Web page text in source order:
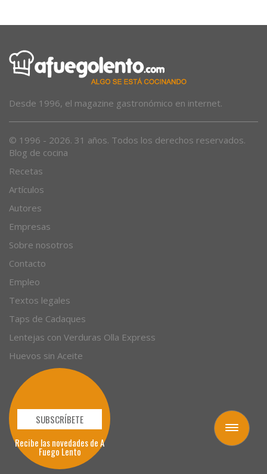
Toggle
navigation
Blog de cocina
Recetas
Artículos
Autores
Empresas
Sobre nosotros
Contacto
Empleo
Textos legales
Taps de Cadaques
Lentejas con Verduras Olla Express
Huevos sin Aceite
SUBSCRÍBETE
Recibe las novedades de A